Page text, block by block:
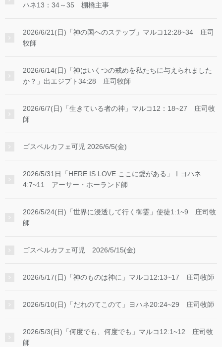
ハネ13：34～35 棚橋主事
2026/6/21(日)「神の国へのステップ」マルコ12:28~34 庄司
牧師
2026/6/14(日)「神はいくつの戒めを私たちに与えられました
か？」出エジプト34:28 庄司牧師
2026/6/7(日)「生きている者の神」マルコ12：18~27 庄司牧
師
ゴスペルカフェ可児 2026/6/5(金)
2026/5/31日「HERE IS LOVE ここに愛がある」Ⅰヨハネ
4:7~11 アーサー・ホーランド師
2026/5/24(日)「世界に浸透して行く御霊」使徒1:1~9 庄司牧
師
ゴスペルカフェ可児 2026/5/15(金)
2026/5/17(日)「神のものは神に」マルコ12:13~17 庄司牧師
2026/5/10(日)「だれのてこのて」ヨハネ20:24~29 庄司牧師
2026/5/3(日)「何度でも、何度でも」マルコ12:1~12 庄司牧
師